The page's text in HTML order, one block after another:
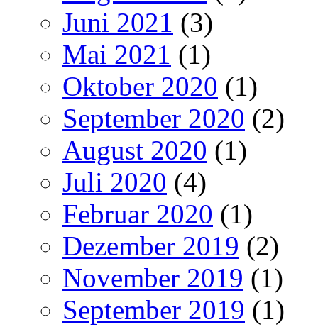
Juni 2021 (3)
Mai 2021 (1)
Oktober 2020 (1)
September 2020 (2)
August 2020 (1)
Juli 2020 (4)
Februar 2020 (1)
Dezember 2019 (2)
November 2019 (1)
September 2019 (1)